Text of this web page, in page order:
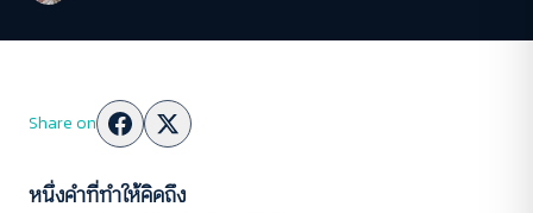
Share on
หนึ่งคำที่ทำให้คิดถึง